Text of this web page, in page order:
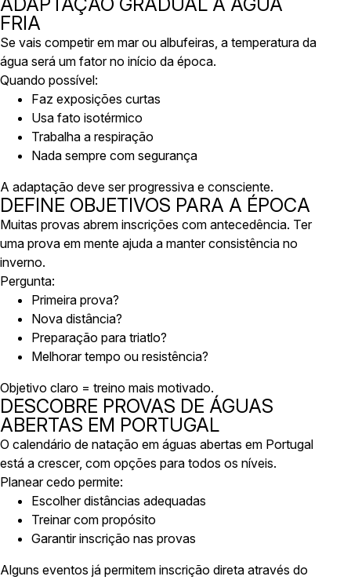
FRIA
Se vais competir em mar ou albufeiras, a temperatura da
água será um fator no início da época.
Quando possível:
Faz exposições curtas
Usa fato isotérmico
Trabalha a respiração
Nada sempre com segurança
A adaptação deve ser progressiva e consciente.
DEFINE OBJETIVOS PARA A ÉPOCA
Muitas provas abrem inscrições com antecedência. Ter
uma prova em mente ajuda a manter consistência no
inverno.
Pergunta:
Primeira prova?
Nova distância?
Preparação para triatlo?
Melhorar tempo ou resistência?
Objetivo claro = treino mais motivado.
DESCOBRE PROVAS DE ÁGUAS
ABERTAS EM PORTUGAL
O calendário de natação em águas abertas em Portugal
está a crescer, com opções para todos os níveis.
Planear cedo permite:
Escolher distâncias adequadas
Treinar com propósito
Garantir inscrição nas provas
Alguns eventos já permitem inscrição direta através do